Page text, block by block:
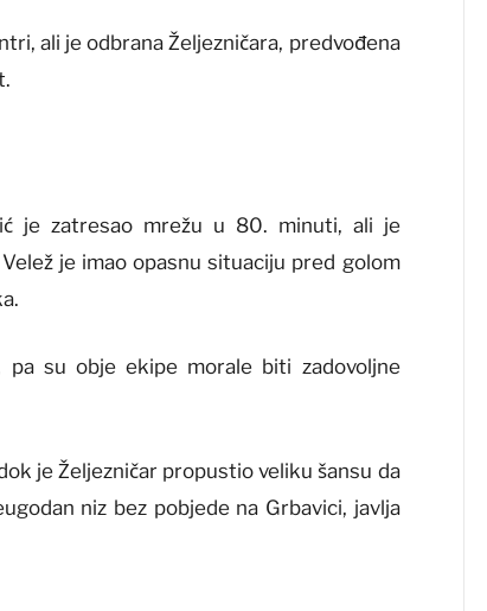
ali je odbrana Željezničara, predvođena
je zatresao mrežu u 80. minuti, ali je
je imao opasnu situaciju pred golom
su obje ekipe morale biti zadovoljne
je Željezničar propustio veliku šansu da
niz bez pobjede na Grbavici, javlja